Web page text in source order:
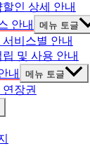
할인 상세 안내
안내
메뉴 토글
비스별 안내
및 사용 안내
내
메뉴 토글
장권